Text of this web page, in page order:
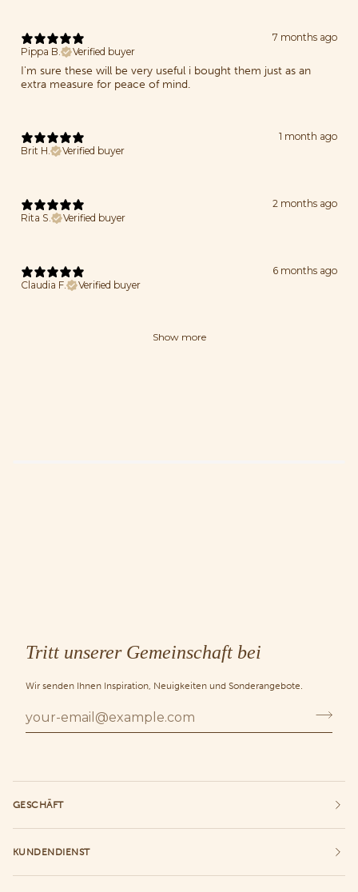
7 months ago
Pippa B.
Verified buyer
I'm sure these will be very useful i bought them just as an
extra measure for peace of mind.
1 month ago
Brit H.
Verified buyer
2 months ago
Rita S.
Verified buyer
6 months ago
Claudia F.
Verified buyer
Show more
Tritt unserer Gemeinschaft bei
Wir senden Ihnen Inspiration, Neuigkeiten und Sonderangebote.
GESCHÄFT
KUNDENDIENST